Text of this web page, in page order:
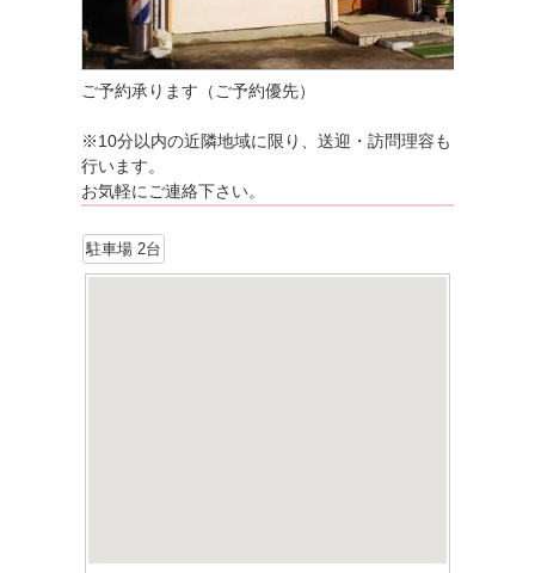
ご予約承ります（ご予約優先）
※10分以内の近隣地域に限り、送迎・訪問理容も
行います。
お気軽にご連絡下さい。
駐車場 2台